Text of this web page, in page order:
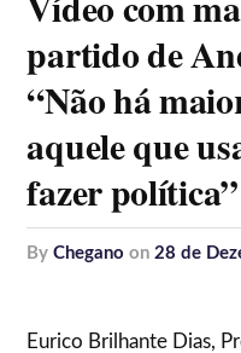
partido de
“Não há
aquele que
fazer política”
byChegano on28 de
Eurico Brilhante Dias,